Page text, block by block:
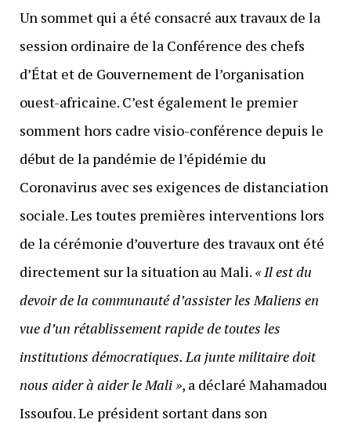
Un sommet qui a été consacré aux travaux de la
session ordinaire de la Conférence des chefs
d’État et de Gouvernement de l’organisation
ouest-africaine. C’est également le premier
somment hors cadre visio-conférence depuis le
début de la pandémie de l’épidémie du
Coronavirus avec ses exigences de distanciation
sociale. Les toutes premières interventions lors
de la cérémonie d’ouverture des travaux ont été
directement sur la situation au Mali. « Il est du
devoir de la communauté d’assister les Maliens en
vue d’un rétablissement rapide de toutes les
institutions démocratiques. La junte militaire doit
nous aider à aider le Mali », a déclaré Mahamadou
Issoufou. Le président sortant dans son